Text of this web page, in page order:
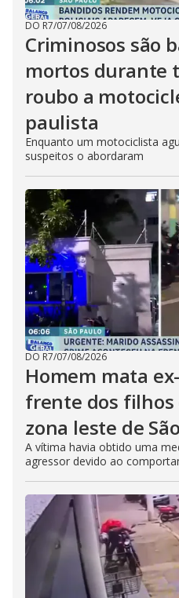
DO R7/07/08/2026
Criminosos são
mortos durante
roubo a
paulista
Enquanto um motociclista
suspeitos o abordaram
DO R7/07/08/2026
Homem mata
frente dos filhos
zona leste de
A vítima havia obtido uma
agressor devido ao